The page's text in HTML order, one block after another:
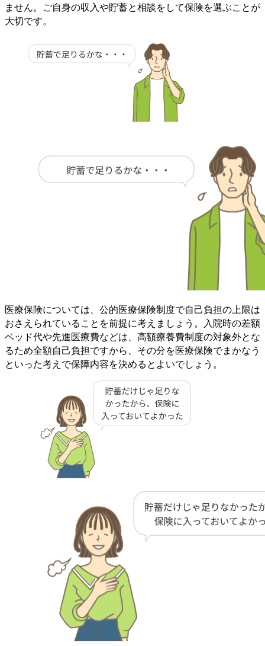
ません。 ご自身の収入や貯蓄と相談をして保険を選ぶことが
大切です。
医療保険については、公的医療保険制度で自己負担の上限は
おさえられていることを前提に考えましょう。 入院時の差額
ベッド代や先進医療費などは、高額療養費制度の対象外とな
るため全額自己負担ですから、その分を医療保険でまかなう
といった考えで保障内容を決めるとよいでしょう。